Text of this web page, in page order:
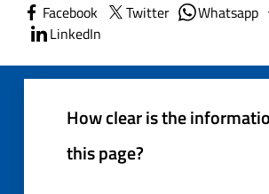
Facebook Twitter Whatsapp
LinkedIn
How clear is the
this page?